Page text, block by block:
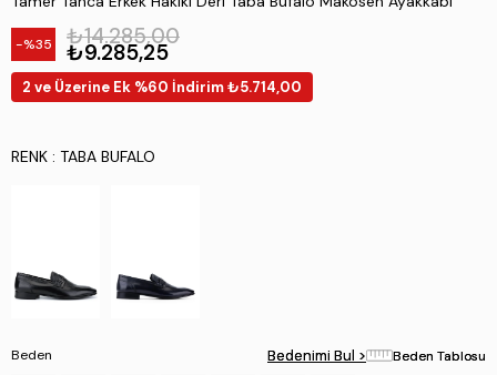
35 ₺14.285,00
₺9.285,25
2 ve Üzerine Ek %60 İndirim ₺5.714,00
RENK : TABA BUFALO
Beden Bedenimi Bul > Beden Tablosu
Bedenimi Bul > Beden Tablosu